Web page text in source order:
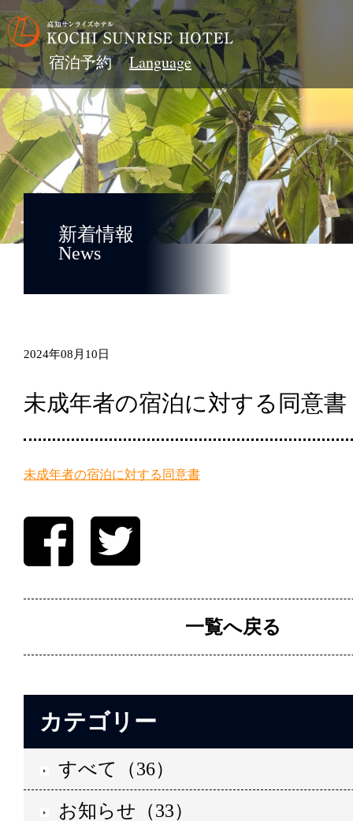
宿泊予約
新着情報
News
2024年08月10日
未成年者の宿泊に対する同意書
未成年者の宿泊に対する同意書
一覧へ戻る
カテゴリー
すべて（36）
お知らせ（33）